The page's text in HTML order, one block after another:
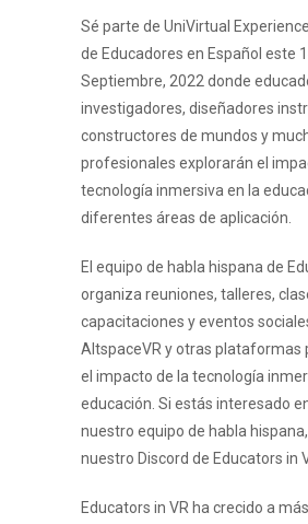
Sé parte de UniVirtual
de Educadores en Español este
Septiembre, 2022 donde
investigadores, diseñadores
constructores de mundos y
profesionales explorarán el
tecnología inmersiva en la
diferentes áreas de aplicación.
El equipo de habla hispana de
organiza reuniones, talleres,
capacitaciones y eventos
AltspaceVR y otras plataformas
el impacto de la tecnología
educación. Si estás interesado
nuestro equipo de habla
nuestro Discord de Educators in
Educators in VR ha crecido a